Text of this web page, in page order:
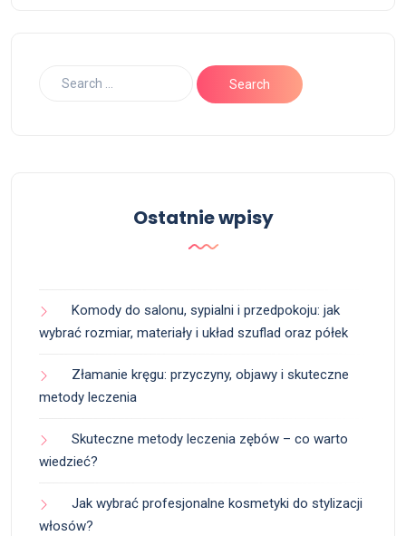
Ostatnie wpisy
Komody do salonu, sypialni i przedpokoju: jak
wybrać rozmiar, materiały i układ szuflad oraz półek
Złamanie kręgu: przyczyny, objawy i skuteczne
metody leczenia
Skuteczne metody leczenia zębów – co warto
wiedzieć?
Jak wybrać profesjonalne kosmetyki do stylizacji
włosów?